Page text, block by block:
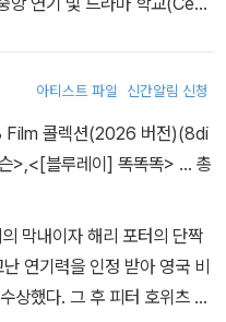
드라마 학교 동창생인 감독
인 숀 퍼트위와 함께 계속하
벤트 호라이즌>, <솔져> 및
맥락의 작품들이다. 데니스
돈>에서 '세계에서 가장 지적
을 받았다. 이후 <해리 포터
피터팬>에서는 웬디의 아버
아티스트 파일 신간알림 신청
Film 콜렉션(2026 버전)(8di
>,<[블루레이] 똑똑똑> … 총
막내이자 해리 포터의 단짝
연기력을 인정 받아 영국 비
상했다. 그 후 피터 호위츠 감